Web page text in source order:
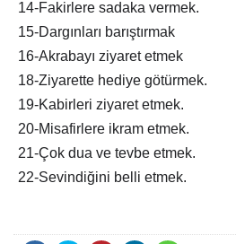
14-Fakirlere sadaka vermek.
15-Dargınları barıştırmak
16-Akrabayı ziyaret etmek
18-Ziyarette hediye götürmek.
19-Kabirleri ziyaret etmek.
20-Misafirlere ikram etmek.
21-Çok dua ve tevbe etmek.
22-Sevindiğini belli etmek.